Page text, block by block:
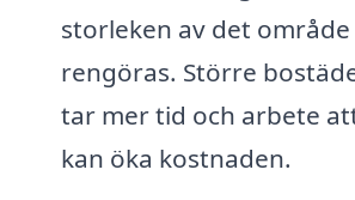
storleken av det område
rengöras. Större
tar mer tid och arbete
kan öka kostnaden.